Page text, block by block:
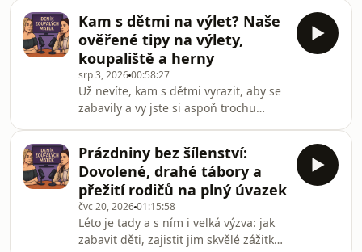
Kam s dětmi na výlet? Naše
ověřené tipy na výlety,
koupaliště a herny
srp 3, 202600:58:27
Už nevíte, kam s dětmi vyrazit, aby se
zabavily a vy jste si aspoň trochu
tipy na výlety, které jsme prověřily na
vlastní kůži.Od osvěžujících koupališť
a dětských koutků, kde si v klidu
vypijete kávu, až po túry, které
zvládnou i menší nožičky. Žádné
teoretizování, jen naše upřímné
Prázdniny bez šílenství:
Dovolené, drahé tábory a
přežití rodičů na plný úvazek
čvc 20, 202601:15:58
Léto je tady a s ním i velká výzva: jak
zabavit děti, zajistit jim skvělé zážitky